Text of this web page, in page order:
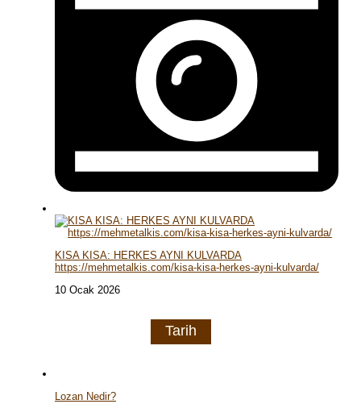
KISA KISA: HERKES AYNI KULVARDA
https://mehmetalkis.com/kisa-kisa-herkes-ayni-kulvarda/
10 Ocak 2026
Tarih
Lozan Nedir?